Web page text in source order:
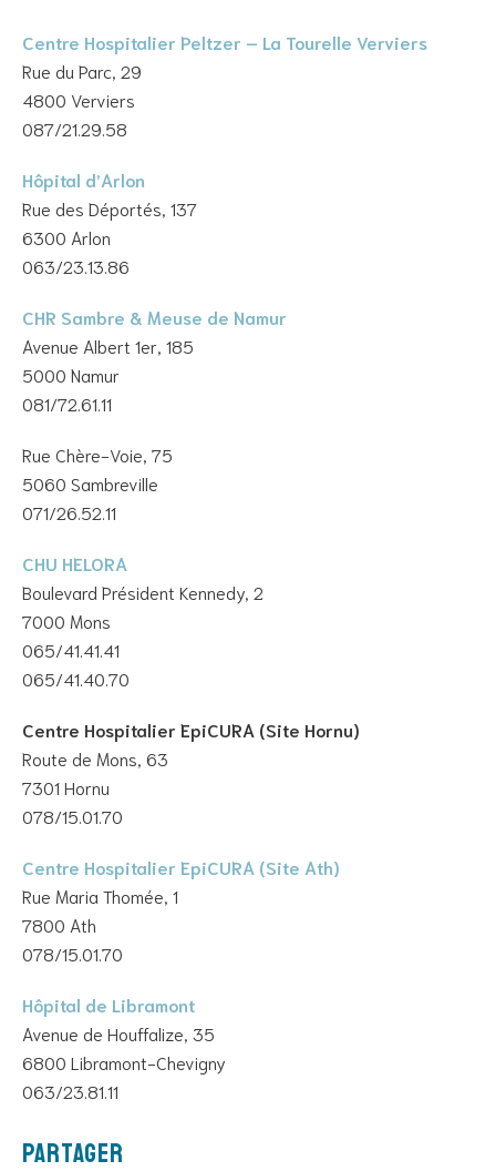
Centre Hospitalier Peltzer – La Tourelle Verviers
Rue du Parc, 29
4800 Verviers
087/21.29.58
Hôpital d’Arlon
Rue des Déportés, 137
6300 Arlon
063/23.13.86
CHR Sambre & Meuse de Namur
Avenue Albert 1er, 185
5000 Namur
081/72.61.11
Rue Chère-Voie, 75
5060 Sambreville
071/26.52.11
CHU HELORA
Boulevard Président Kennedy, 2
7000 Mons
065/41.41.41
065/41.40.70
Centre Hospitalier EpiCURA (Site Hornu)
Route de Mons, 63
7301 Hornu
078/15.01.70
Centre Hospitalier EpiCURA (Site Ath)
Rue Maria Thomée, 1
7800 Ath
078/15.01.70
Hôpital de Libramont
Avenue de Houffalize, 35
6800 Libramont-Chevigny
063/23.81.11
Partager